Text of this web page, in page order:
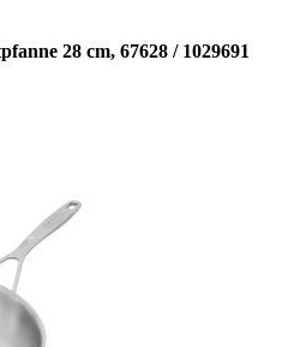
28 cm, 67628 / 1029691